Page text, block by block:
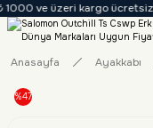
ve üzeri kargo ücretsiz
Anasayfa Ayakkabı
%47